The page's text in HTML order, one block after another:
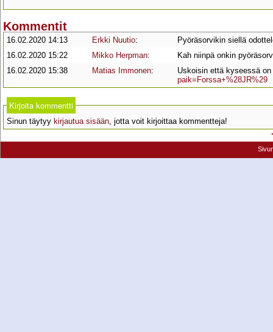
Kommentit
16.02.2020 14:13 Erkki Nuutio:
Pyöräsorvikin siellä
16.02.2020 15:22
Mikko Herpman:
Kah niinpä onkin
16.02.2020 15:38
Matias Immonen:
Uskoisin että kyseessä
paik=Forssa+%28JR%29
Kirjoita kommentti
Sinun täytyy kirjautua sisään, jotta voit kirjoittaa kommentteja!